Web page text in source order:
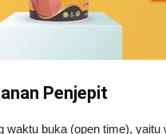
Penjepit
waktu buka (open time),